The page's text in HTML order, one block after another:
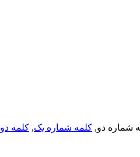
شماره دو, کلمه شماره یک, کلمه دو